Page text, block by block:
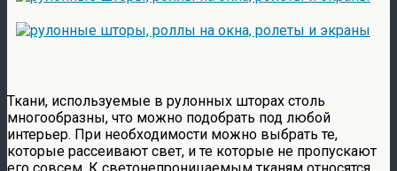
Ткани, используемые в рулонных шторах столь
многообразны, что можно подобрать под любой
интерьер. При необходимости можно выбрать те,
которые рассеивают свет, и те которые не пропускают
его совсем. К светонепроницаемым тканям относятся